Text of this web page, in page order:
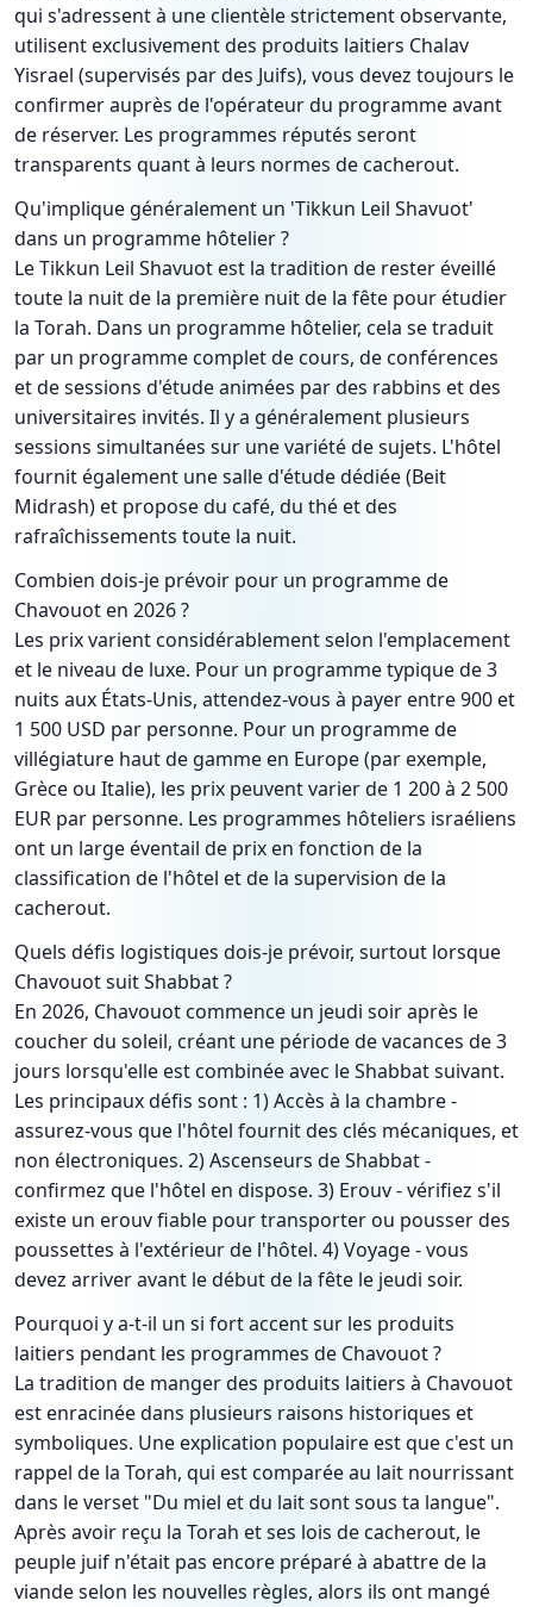
qui s'adressent à une clientèle strictement observante,
utilisent exclusivement des produits laitiers Chalav
Yisrael (supervisés par des Juifs), vous devez toujours le
confirmer auprès de l'opérateur du programme avant
de réserver. Les programmes réputés seront
transparents quant à leurs normes de cacherout.
Qu'implique généralement un 'Tikkun Leil Shavuot'
dans un programme hôtelier ?
Le Tikkun Leil Shavuot est la tradition de rester éveillé
toute la nuit de la première nuit de la fête pour étudier
la Torah. Dans un programme hôtelier, cela se traduit
par un programme complet de cours, de conférences
et de sessions d'étude animées par des rabbins et des
universitaires invités. Il y a généralement plusieurs
sessions simultanées sur une variété de sujets. L'hôtel
fournit également une salle d'étude dédiée (Beit
Midrash) et propose du café, du thé et des
rafraîchissements toute la nuit.
Combien dois-je prévoir pour un programme de
Chavouot en 2026 ?
Les prix varient considérablement selon l'emplacement
et le niveau de luxe. Pour un programme typique de 3
nuits aux États-Unis, attendez-vous à payer entre 900 et
1 500 USD par personne. Pour un programme de
villégiature haut de gamme en Europe (par exemple,
Grèce ou Italie), les prix peuvent varier de 1 200 à 2 500
EUR par personne. Les programmes hôteliers israéliens
ont un large éventail de prix en fonction de la
classification de l'hôtel et de la supervision de la
cacherout.
Quels défis logistiques dois-je prévoir, surtout lorsque
Chavouot suit Shabbat ?
En 2026, Chavouot commence un jeudi soir après le
coucher du soleil, créant une période de vacances de 3
jours lorsqu'elle est combinée avec le Shabbat suivant.
Les principaux défis sont : 1) Accès à la chambre -
assurez-vous que l'hôtel fournit des clés mécaniques, et
non électroniques. 2) Ascenseurs de Shabbat -
confirmez que l'hôtel en dispose. 3) Erouv - vérifiez s'il
existe un erouv fiable pour transporter ou pousser des
poussettes à l'extérieur de l'hôtel. 4) Voyage - vous
devez arriver avant le début de la fête le jeudi soir.
Pourquoi y a-t-il un si fort accent sur les produits
laitiers pendant les programmes de Chavouot ?
La tradition de manger des produits laitiers à Chavouot
est enracinée dans plusieurs raisons historiques et
symboliques. Une explication populaire est que c'est un
rappel de la Torah, qui est comparée au lait nourrissant
dans le verset "Du miel et du lait sont sous ta langue".
Après avoir reçu la Torah et ses lois de cacherout, le
peuple juif n'était pas encore préparé à abattre de la
viande selon les nouvelles règles, alors ils ont mangé